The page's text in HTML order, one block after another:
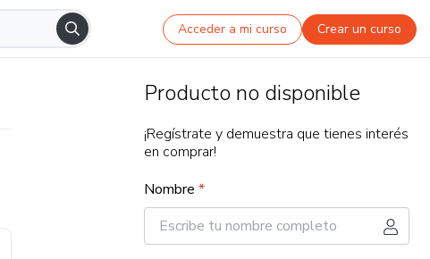
Acceder a mi curso Crear un curso
Producto no disponible
¡Regístrate y demuestra que tienes interés
en comprar!
Nombre *